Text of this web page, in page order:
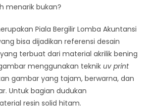
menarik bukan?
Piala Bergilir Lomba Akuntansi
bisa dijadikan referensi desain
terbuat dari material akrilik bening
menggunakan teknikuv print
gambar yang tajam, berwarna, dan
Untuk bagian dudukan
resin solid hitam.